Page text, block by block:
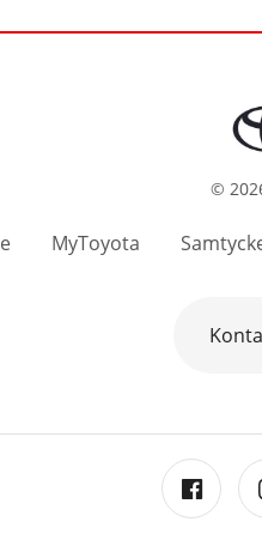
©
MyToyota